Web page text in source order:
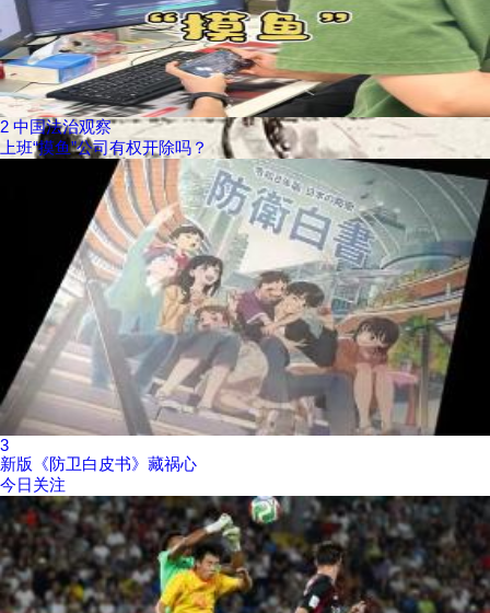
2 中国法治观察
上班“摸鱼”公司有权开除吗？
3
新版《防卫白皮书》藏祸心
今日关注